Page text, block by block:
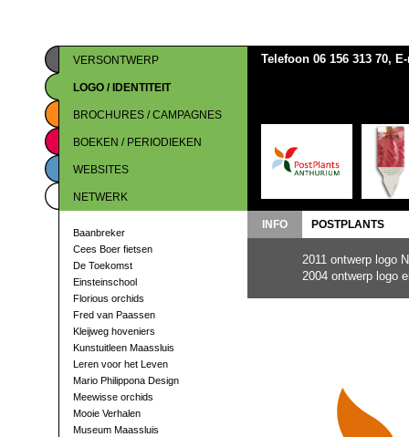
VERSONTWERP
LOGO / IDENTITEIT
BROCHURES / CAMPAGNES
BOEKEN / PERIODIEKEN
WEBSITES
NETWERK
Baanbreker
Cees Boer fietsen
De Toekomst
Einsteinschool
Florious orchids
Fred van Paassen
Kleijweg hoveniers
Kunstuitleen Maassluis
Leren voor het Leven
Mario Philippona Design
Meewisse orchids
Mooie Verhalen
Museum Maassluis
Telefoon 06 156 313 70,
INFO POSTPLANTS
2011 ontwerp logo
2004 ontwerp logo